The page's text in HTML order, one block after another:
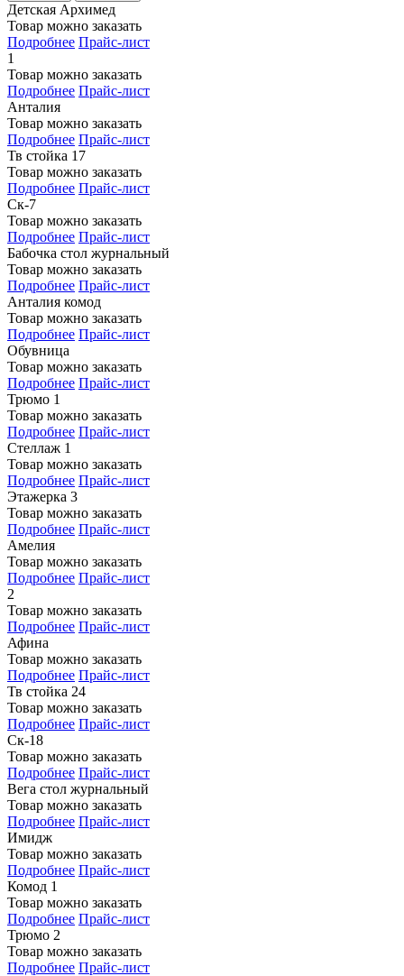
Детская Архимед
Товар можно заказать
Подробнее Прайс-лист
1
Товар можно заказать
Подробнее Прайс-лист
Анталия
Товар можно заказать
Подробнее Прайс-лист
Тв стойка 17
Товар можно заказать
Подробнее Прайс-лист
Ск-7
Товар можно заказать
Подробнее Прайс-лист
Бабочка стол журнальный
Товар можно заказать
Подробнее Прайс-лист
Анталия комод
Товар можно заказать
Подробнее Прайс-лист
Обувница
Товар можно заказать
Подробнее Прайс-лист
Трюмо 1
Товар можно заказать
Подробнее Прайс-лист
Стеллаж 1
Товар можно заказать
Подробнее Прайс-лист
Этажерка 3
Товар можно заказать
Подробнее Прайс-лист
Амелия
Товар можно заказать
Подробнее Прайс-лист
2
Товар можно заказать
Подробнее Прайс-лист
Афина
Товар можно заказать
Подробнее Прайс-лист
Тв стойка 24
Товар можно заказать
Подробнее Прайс-лист
Ск-18
Товар можно заказать
Подробнее Прайс-лист
Вега стол журнальный
Товар можно заказать
Подробнее Прайс-лист
Имидж
Товар можно заказать
Подробнее Прайс-лист
Комод 1
Товар можно заказать
Подробнее Прайс-лист
Трюмо 2
Товар можно заказать
Подробнее Прайс-лист